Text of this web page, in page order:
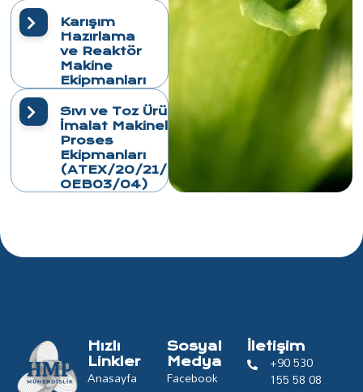
Karışım
Hazırlama
ve Reaktör
Makine
Ekipmanları
Sıvı ve Toz Ürün
İmalat Makineleri
Proses
Ekipmanları
(ATEX/20/21/22,
OEB03/04)
Hızlı
Linkler
Anasayfa
Sosyal
Medya
Facebook
İletişim
+90 530
155 58 08